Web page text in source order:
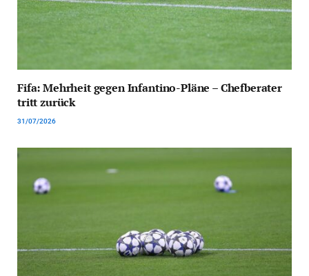
Fifa: Mehrheit gegen Infantino-Pläne – Chefberater
tritt zurück
31/07/2026